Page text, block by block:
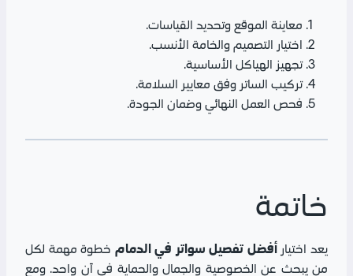
معاينة الموقع وتحديد القياسات.
اختيار التصميم والخامة الأنسب.
تجهيز الهياكل الأساسية.
تركيب الساتر وفق معايير السلامة.
فحص العمل النهائي وضمان الجودة.
خاتمة
يعد اختيارأفضل تفصيل سواتر في الدمام خطوة مهمة لكل
من يبحث عن الخصوصية والجمال والحماية في آن واحد. ومع